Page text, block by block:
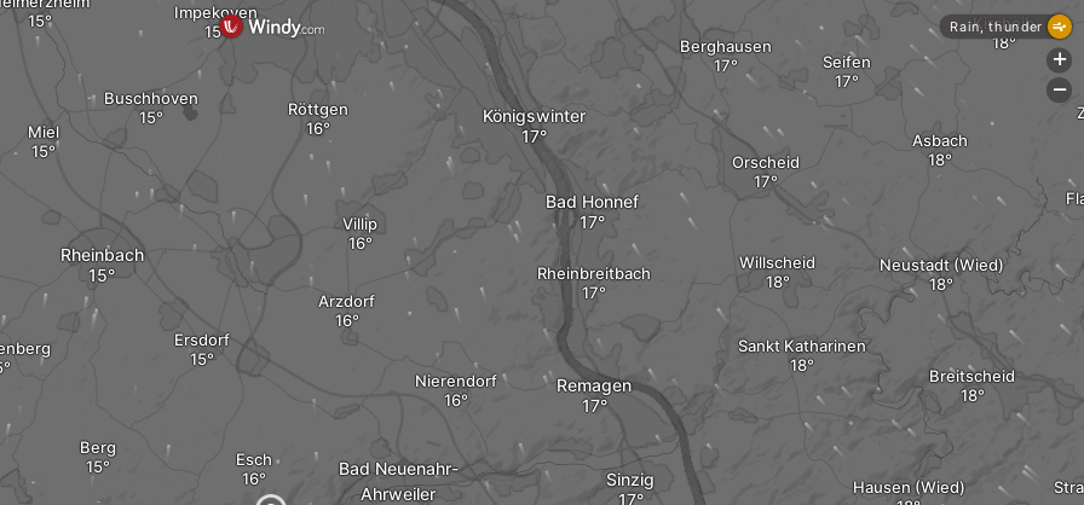
Berg
Ersdorf
Esch
Bad Neuenahr-
Ahrweiler
Nierendorf
Arzdorf
Rheinbach
Impekoven
Miel
Buschhoven
Königswinter
Villip
Röttgen
Remagen
Sinzig
Rheinbreitbach
Willscheid
Sankt Katharinen
Bad Honnef
Orscheid
Seifen
Berghausen
Neustadt (Wied)
Breitscheid
Hausen (Wied)
Asbach
Kircheib
Rain, thunder
+
-